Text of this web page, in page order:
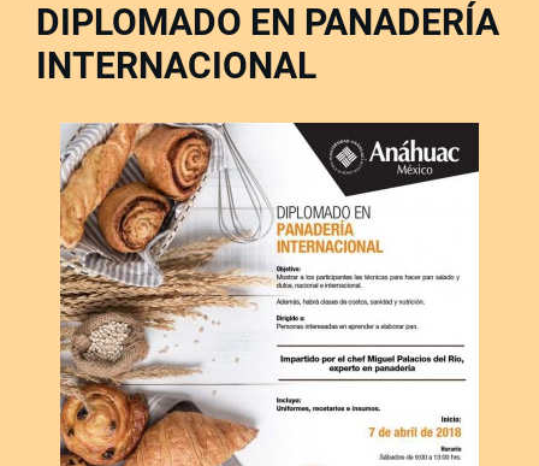
DIPLOMADO EN PANADERÍA
INTERNACIONAL